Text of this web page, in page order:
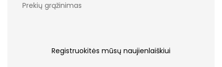
Prekių grąžinimas
Registruokitės mūsų naujienlaiškiui